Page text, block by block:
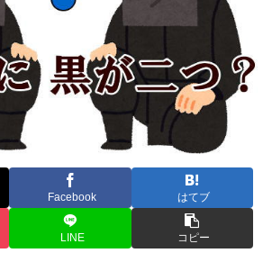
Facebook はてブ
LINE コピー